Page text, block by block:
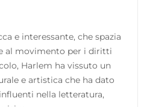
e interessante, che spazia
al movimento per i diritti
Harlem ha vissuto un
e artistica che ha dato
nella letteratura,